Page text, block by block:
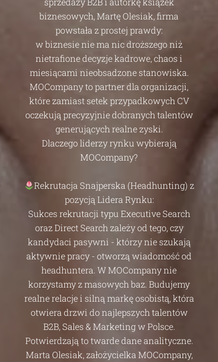
biznesowych, Martę Olesiak, firma
powstała z prostej prawdy:
w biznesie nie ma nic droższego niż
nietrafione decyzje kadrowe, chaos i
miesiącami nieobsadzone stanowiska.
MOCompany to partner dla organizacji,
które zamiast setek przypadkowych CV
oczekują precyzyjnie dobranych talentów
generujących realne zyski.
Dlaczego liderzy rynku wybierają
MOCompany?
Rekrutacja Snajperska (Headhunting) z
pozycją Lidera Rynku:
Sukces rekrutacji typu Executive Search
oraz Direct Search zależy od tego, czy
kandydaci pasywni - którzy nie szukają
aktywnie pracy - otworzą wiadomość od
headhuntera. W MOCompany nie
korzystamy z masowych baz. Budujemy
realne relacje i silną markę osobistą, która
otwiera drzwi do najlepszych talentów
B2B, Sales & Marketing w Polsce.
Potwierdzają to twarde dane analityczne.
Marta Olesiak, założycielka MOCompany,